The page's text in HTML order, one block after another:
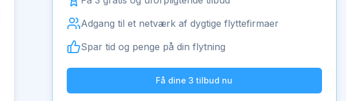
Adgang til et netværk af dygtige flyttefirmaer
Spar tid og penge på din flytning
Få dine 3 tilbud nu